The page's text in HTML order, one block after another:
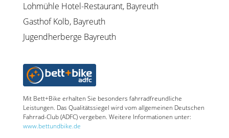
Lohmühle Hotel-Restaurant, Bayreuth
Gasthof Kolb, Bayreuth
Jugendherberge Bayreuth
Mit Bett+Bike erhalten Sie besonders fahrradfreundliche
Leistungen. Das Qualitätssiegel wird vom allgemeinen Deutschen
Fahrrad-Club (ADFC) vergeben. Weitere Informationen unter:
www.bettundbike.de